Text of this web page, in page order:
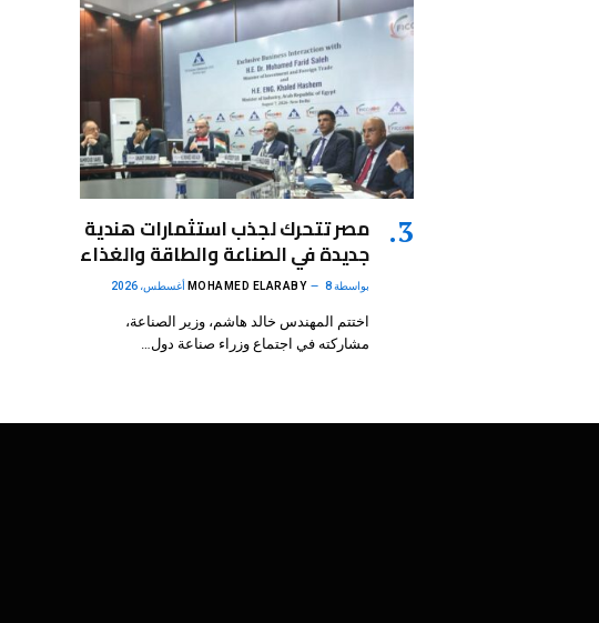
مصر تتحرك لجذب استثمارات هندية
جديدة في الصناعة والطاقة والغذاء
بواسطة MOHAMED ELARABY 8 أغسطس، 2026
اختتم المهندس خالد هاشم، وزير الصناعة،
مشاركته في اجتماع وزراء صناعة دول…